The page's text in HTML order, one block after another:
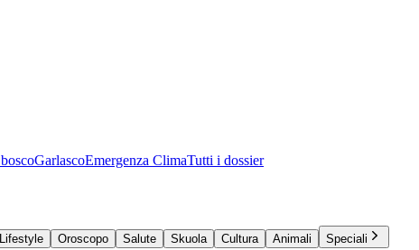
GarlascoEmergenza ClimaTutti i dossier
Lifestyle Oroscopo Salute Skuola Cultura Animali
Speciali